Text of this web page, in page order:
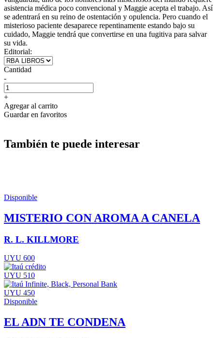
asistencia médica poco convencional y Maggie acepta el trabajo. Así
se adentrará en su reino de ostentación y opulencia. Pero cuando el
misterioso paciente desaparece repentinamente estando bajo su
cuidado, Maggie tendrá que convertirse en una fugitiva para salvar
su vida.
Editorial:
Cantidad
-
+
Agregar al carrito
Guardar en favoritos
También te puede interesar
Disponible
MISTERIO CON AROMA A CANELA
R. L. KILLMORE
UYU 600
UYU 510
UYU 450
Disponible
EL ADN TE CONDENA